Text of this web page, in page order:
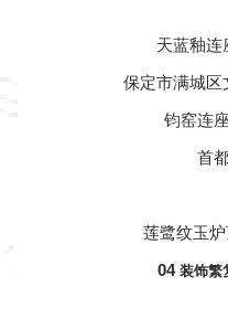
天蓝釉连
保定市满城区
钧窑连
首
莲鹭纹玉
04 装饰繁